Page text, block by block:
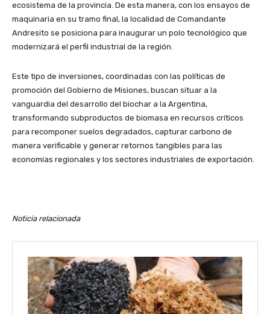
ecosistema de la provincia. De esta manera, con los ensayos de
maquinaria en su tramo final, la localidad de Comandante
Andresito se posiciona para inaugurar un polo tecnológico que
modernizará el perfil industrial de la región.
Este tipo de inversiones, coordinadas con las políticas de
promoción del Gobierno de Misiones, buscan situar a la
vanguardia del desarrollo del biochar a la Argentina,
transformando subproductos de biomasa en recursos críticos
para recomponer suelos degradados, capturar carbono de
manera verificable y generar retornos tangibles para las
economías regionales y los sectores industriales de exportación.
Noticia relacionada